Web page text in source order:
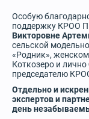
Особую
поддержку КРОО
Викторовне
сельской
«Родник»,
Коткозеро и лично
председателю
Отдельно и
экспертов и
день